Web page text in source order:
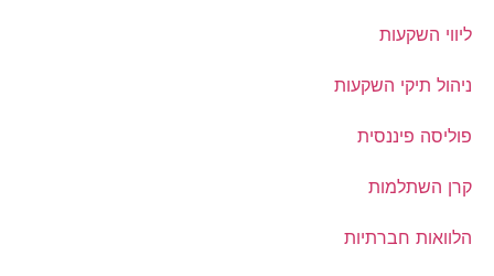
ליווי השקעות
ניהול תיקי השקעות
פוליסה פיננסית
קרן השתלמות
הלוואות חברתיות